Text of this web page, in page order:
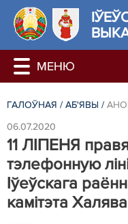
ГАЛОЎНАЯ / АБ'ЯВЫ /
06.07.2020
11 ЛIПЕНЯ
тэлефонную
Іўеўскага
камітэта